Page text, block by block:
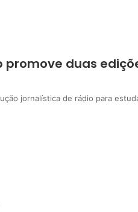
promove duas
jornalística de rádio para